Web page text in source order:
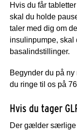
Hvis du får
skal du holde
taler med dig om
insulinpumpe, skal
basalindstillinger.
Begynder du på
du ringe til os på
Hvis du tager
Der gælder særlige